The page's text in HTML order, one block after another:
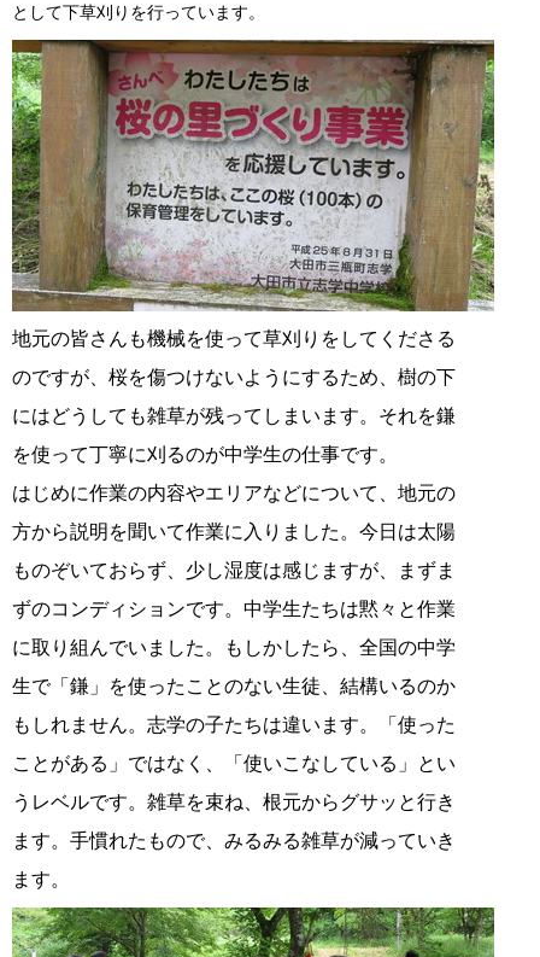
として下草刈りを行っています。
地元の皆さんも機械を使って草刈りをしてくださる
のですが、桜を傷つけないようにするため、樹の下
にはどうしても雑草が残ってしまいます。それを鎌
を使って丁寧に刈るのが中学生の仕事です。
はじめに作業の内容やエリアなどについて、地元の
方から説明を聞いて作業に入りました。今日は太陽
ものぞいておらず、少し湿度は感じますが、まずま
ずのコンディションです。中学生たちは黙々と作業
に取り組んでいました。もしかしたら、全国の中学
生で「鎌」を使ったことのない生徒、結構いるのか
もしれません。志学の子たちは違います。「使った
ことがある」ではなく、「使いこなしている」とい
うレベルです。雑草を束ね、根元からグサッと行き
ます。手慣れたもので、みるみる雑草が減っていき
ます。